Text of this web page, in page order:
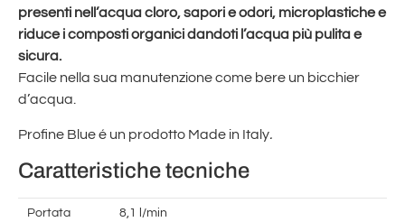
presenti nell’acqua cloro, sapori e odori, microplastiche e
riduce i composti organici dandoti l’acqua più pulita e
sicura.
Facile nella sua manutenzione come bere un bicchier
d’acqua.
Profine Blue é un prodotto Made in Italy.
Caratteristiche tecniche
Portata
8,1 l/min